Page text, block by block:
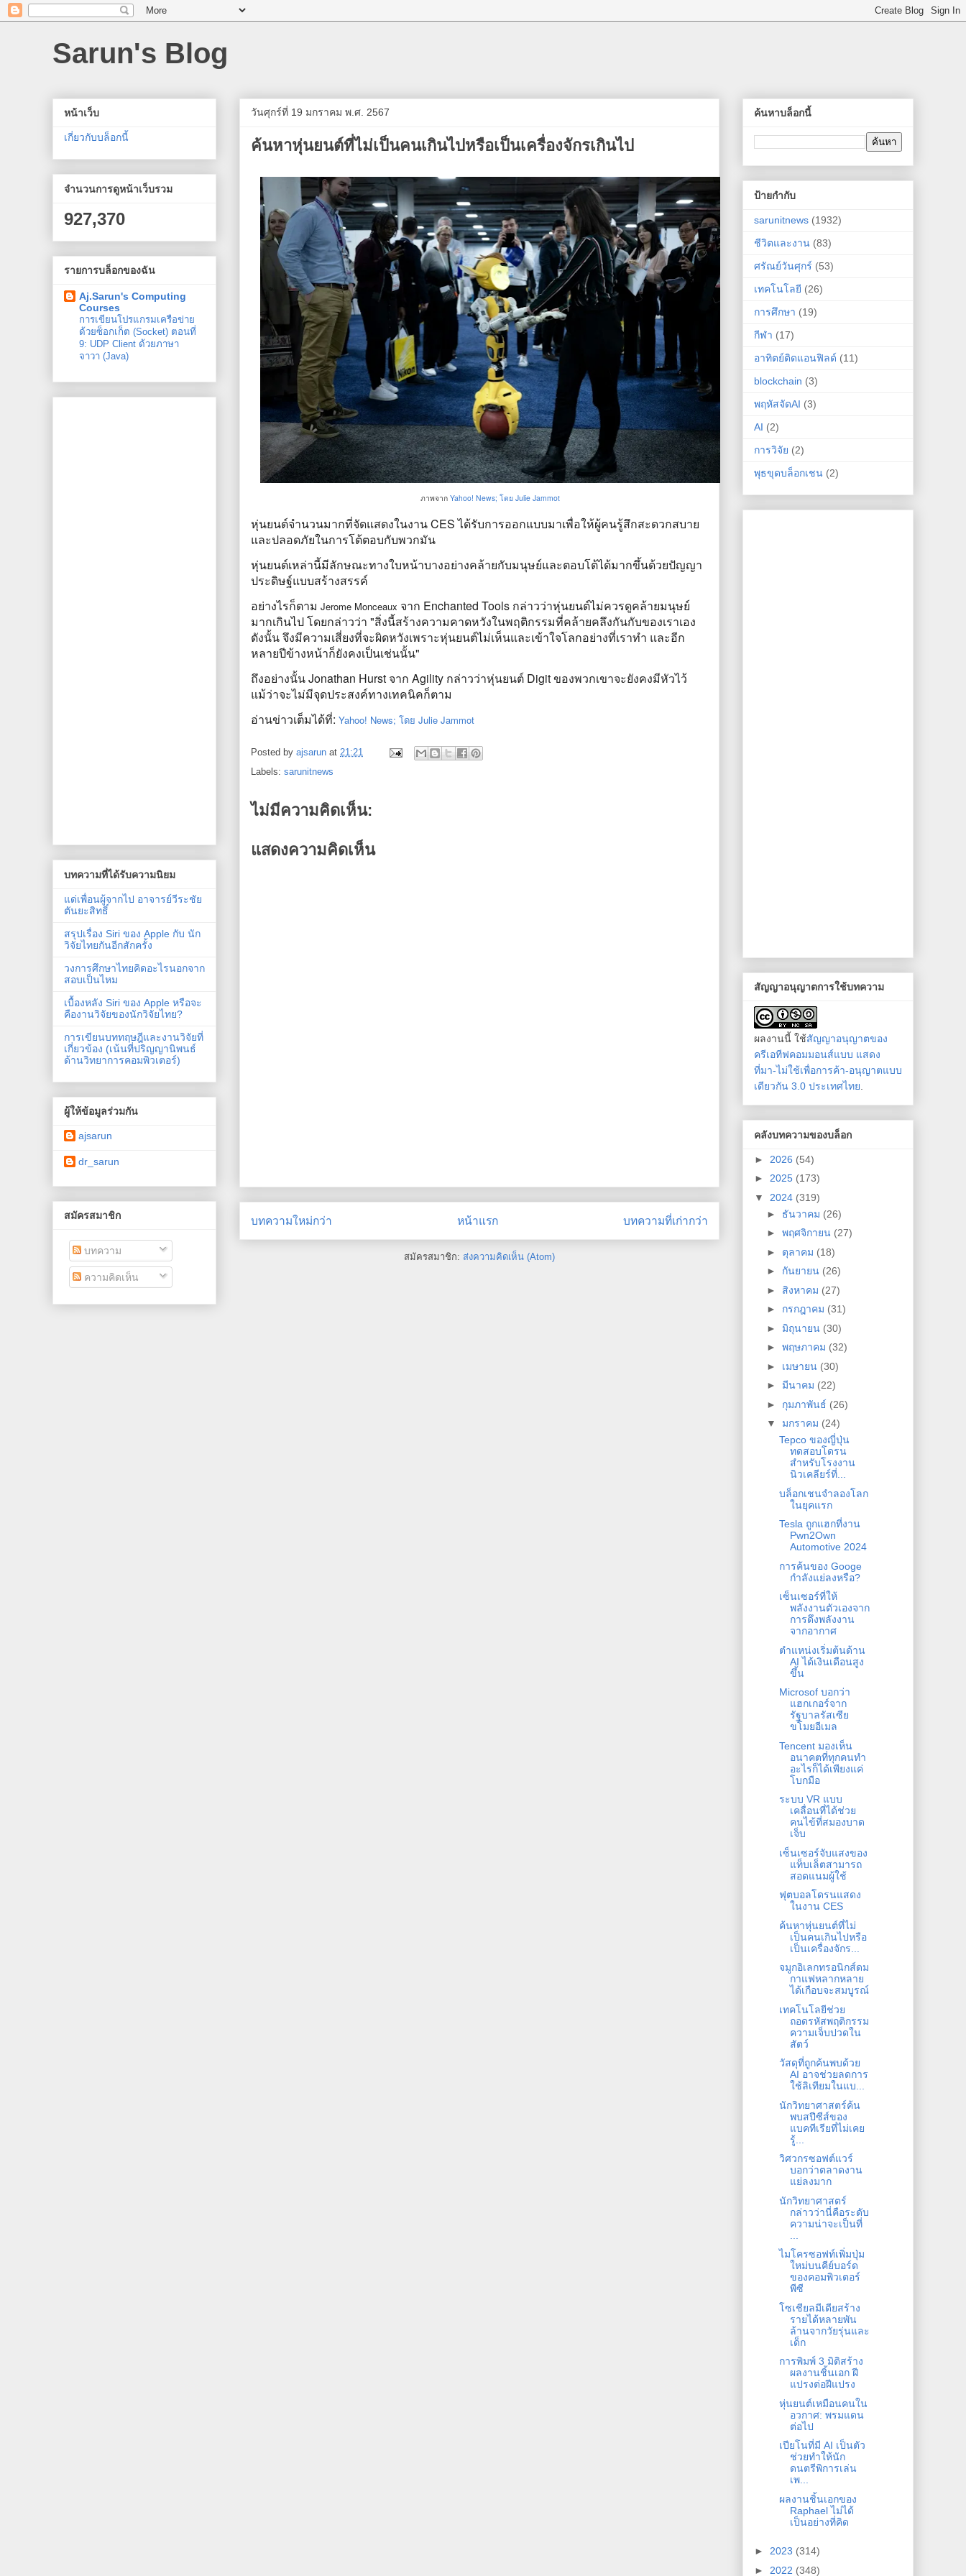
Sarun's Blog
วันศุกร์ที่ 19 มกราคม พ.ศ. 2567
ค้นหาหุ่นยนต์ที่ไม่เป็นคนเกินไปหรือเป็นเครื่องจักรเกินไป
ภาพจาก Yahoo! News; โดย Julie Jammot
หุ่นยนต์จำนวนมากที่จัดแสดงในงาน CES ได้รับการออกแบบมาเพื่อให้ผู้คนรู้สึกสะดวกสบาย
และปลอดภัยในการโต้ตอบกับพวกมัน
หุ่นยนต์เหล่านี้มีลักษณะทางใบหน้าบางอย่างคล้ายกับมนุษย์และตอบโต้ได้มากขึ้นด้วยปัญญา
ประดิษฐ์แบบสร้างสรรค์
อย่างไรก็ตาม Jerome Monceaux จาก Enchanted Tools กล่าวว่าหุ่นยนต์ไม่ควรดูคล้ายมนุษย์
มากเกินไป โดยกล่าวว่า "สิ่งนี้สร้างความคาดหวังในพฤติกรรมที่คล้ายคลึงกันกับของเราเอง
ดังนั้น จึงมีความเสี่ยงที่จะผิดหวังเพราะหุ่นยนต์ไม่เห็นและเข้าใจโลกอย่างที่เราทำ และอีก
หลายปีข้างหน้าก็ยังคงเป็นเช่นนั้น"
ถึงอย่างนั้น Jonathan Hurst จาก Agility กล่าวว่าหุ่นยนต์ Digit ของพวกเขาจะยังคงมีหัวไว้
แม้ว่าจะไม่มีจุดประสงค์ทางเทคนิคก็ตาม
อ่านข่าวเต็มได้ที่: Yahoo! News; โดย Julie Jammot
Posted by ajsarun at 21:21
Labels: sarunitnews
ไม่มีความคิดเห็น:
แสดงความคิดเห็น
บทความใหม่กว่า บทความที่เก่ากว่า
หน้าแรก
สมัครสมาชิก: ส่งความคิดเห็น (Atom)
หน้าเว็บ
เกี่ยวกับบล็อกนี้
จำนวนการดูหน้าเว็บรวม
927,370
รายการบล็อกของฉัน
Aj.Sarun's Computing
Courses
การเขียนโปรแกรมเครือข่าย
ด้วยซ็อกเก็ต (Socket) ตอนที่
9: UDP Client ด้วยภาษา
จาวา (Java)
บทความที่ได้รับความนิยม
แด่เพื่อนผู้จากไป อาจารย์วีระชัย
ตันยะสิทธิ์
สรุปเรื่อง Siri ของ Apple กับ นัก
วิจัยไทยกันอีกสักครั้ง
วงการศึกษาไทยคิดอะไรนอกจาก
สอบเป็นไหม
เบื้องหลัง Siri ของ Apple หรือจะ
คืองานวิจัยของนักวิจัยไทย?
การเขียนบททฤษฎีและงานวิจัยที่
เกี่ยวข้อง (เน้นที่ปริญญานิพนธ์
ด้านวิทยาการคอมพิวเตอร์)
ผู้ให้ข้อมูลร่วมกัน
ajsarun
dr_sarun
สมัครสมาชิก
บทความ
ความคิดเห็น
ค้นหาบล็อกนี้
ป้ายกำกับ
sarunitnews (1932)
ชีวิตและงาน (83)
ศรัณย์วันศุกร์ (53)
เทคโนโลยี (26)
การศึกษา (19)
กีฬา (17)
อาทิตย์ติดแอนฟิลด์ (11)
blockchain (3)
พฤหัสจัดAI (3)
AI (2)
การวิจัย (2)
พุธขุดบล็อกเชน (2)
สัญญาอนุญาตการใช้บทความ
ผลงานนี้ ใช้สัญญาอนุญาตของ
ครีเอทีฟคอมมอนส์แบบ แสดง
ที่มา-ไม่ใช้เพื่อการค้า-อนุญาตแบบ
เดียวกัน 3.0 ประเทศไทย
คลังบทความของบล็อก
► 2026 (54)
► 2025 (173)
▼ 2024 (319)
► ธันวาคม (26)
► พฤศจิกายน (27)
► ตุลาคม (18)
► กันยายน (26)
► สิงหาคม (27)
► กรกฎาคม (31)
► มิถุนายน (30)
► พฤษภาคม (32)
► เมษายน (30)
► มีนาคม (22)
► กุมภาพันธ์ (26)
▼ มกราคม (24)
Tepco ของญี่ปุ่น
ทดสอบโดรน
สำหรับโรงงาน
นิวเคลียร์ที่...
บล็อกเชนจำลองโลก
ในยุคแรก
Tesla ถูกแฮกที่งาน
Pwn2Own
Automotive 2024
การค้นของ Googe
กำลังแย่ลงหรือ?
เซ็นเซอร์ที่ให้
พลังงานตัวเองจาก
การดึงพลังงาน
จากอากาศ
ตำแหน่งเริ่มต้นด้าน
AI ได้เงินเดือนสูง
ขึ้น
Microsof บอกว่า
แฮกเกอร์จาก
รัฐบาลรัสเซีย
ขโมยอีเมล
Tencent มองเห็น
อนาคตที่ทุกคนทำ
อะไรก็ได้เพียงแค่
โบกมือ
ระบบ VR แบบ
เคลื่อนที่ได้ช่วย
คนไข้ที่สมองบาด
เจ็บ
เซ็นเซอร์จับแสงของ
แท็บเล็ตสามารถ
สอดแนมผู้ใช้
ฟุตบอลโดรนแสดง
ในงาน CES
ค้นหาหุ่นยนต์ที่ไม่
เป็นคนเกินไปหรือ
เป็นเครื่องจักร...
จมูกอิเลกทรอนิกส์ดม
กาแฟหลากหลาย
ได้เกือบจะสมบูรณ์
เทคโนโลยีช่วย
ถอดรหัสพฤติกรรม
ความเจ็บปวดใน
สัตว์
วัสดุที่ถูกค้นพบด้วย
AI อาจช่วยลดการ
ใช้ลิเทียมในแบ...
นักวิทยาศาสตร์ค้น
พบสปีซีส์ของ
แบคทีเรียที่ไม่เคย
รู้...
วิศวกรซอฟต์แวร์
บอกว่าตลาดงาน
แย่ลงมาก
นักวิทยาศาสตร์
กล่าวว่านี่คือระดับ
ความน่าจะเป็นที่
ไมโครซอฟท์เพิ่มปุ่ม
ใหม่บนคีย์บอร์ด
ของคอมพิวเตอร์
พีซี
โซเชียลมีเดียสร้าง
รายได้หลายพัน
ล้านจากวัยรุ่นและ
เด็ก
การพิมพ์ 3 มิติสร้าง
ผลงานชิ้นเอก ฝี
แปรงต่อฝีแปรง
หุ่นยนต์เหมือนคนใน
อวกาศ: พรมแดน
ต่อไป
เปียโนที่มี AI เป็นตัว
ช่วยทำให้นัก
ดนตรีพิการเล่น
เพ...
ผลงานชิ้นเอกของ
Raphael ไม่ได้
เป็นอย่างที่คิด
► 2023 (314)
► 2022 (348)